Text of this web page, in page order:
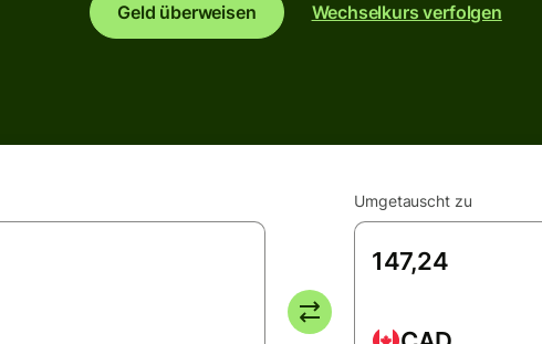
Geld überweisen Wechselkurs verfolgen
Umgetauscht zu